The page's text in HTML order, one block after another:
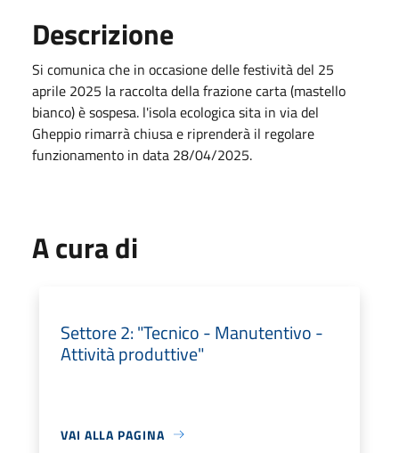
Descrizione
Si comunica che in occasione delle festività del 25
aprile 2025 la raccolta della frazione carta (mastello
bianco) è sospesa. l'isola ecologica sita in via del
Gheppio rimarrà chiusa e riprenderà il regolare
funzionamento in data 28/04/2025.
A cura di
Settore 2: "Tecnico - Manutentivo -
Attività produttive"
VAI ALLA PAGINA